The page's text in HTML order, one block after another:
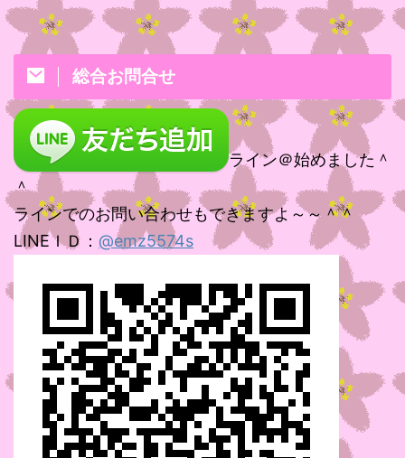
総合お問合せ
ライン＠始めました＾
＾
ラインでのお問い合わせもできますよ～～＾＾
LINEＩＤ： @emz5574s